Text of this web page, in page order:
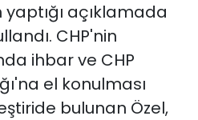
açıklamada
CHP'nin
ihbar ve CHP
el konulması
bulunan Özel,